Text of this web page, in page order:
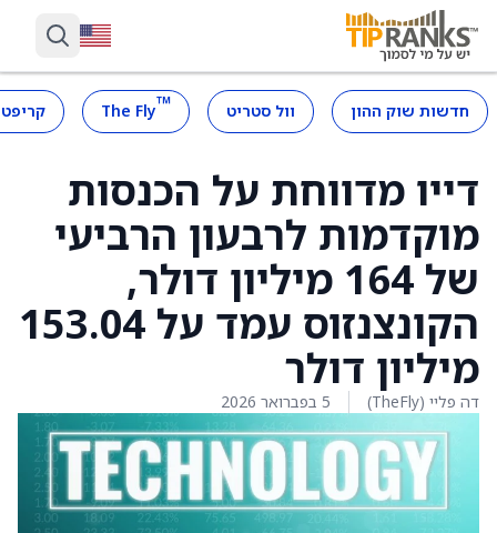
חדשות שוק ההון וול סטריט ™
The Fly
דייו מדווחת על הכנסות
מוקדמות לרבעון הרביעי
של 164 מיליון דולר,
הקונצנזוס עמד על 153.04
מיליון דולר
דה פליי (TheFly) 5 בפברואר 2026